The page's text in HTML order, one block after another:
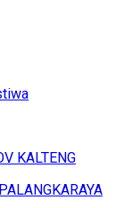
KALTENG